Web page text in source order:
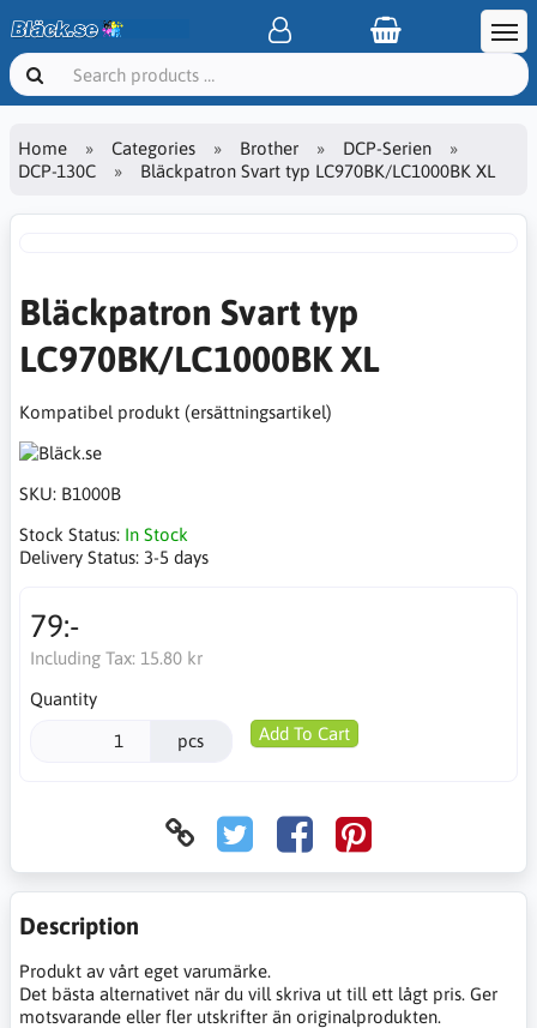
Home Categories Brother
DCP-Serien
DCP-130C
Bläckpatron Svart typ LC970BK/LC1000BK XL
Bläckpatron Svart typ
LC970BK/LC1000BK XL
Kompatibel produkt (ersättningsartikel)
SKU: B1000B
Stock Status: In Stock
Delivery Status: 3-5 days
79:-
Including Tax: 15.80 kr
Quantity
pcs Add To Cart
Description
Produkt av vårt eget varumärke.
Det bästa alternativet när du vill skriva ut till ett lågt pris. Ger
motsvarande eller fler utskrifter än originalprodukten.